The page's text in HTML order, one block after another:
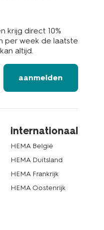
krijg direct 10%
per week de laatste
altijd.
aanmelden
internationaal
HEMA België
HEMA Duitsland
HEMA Frankrijk
HEMA Oostenrijk